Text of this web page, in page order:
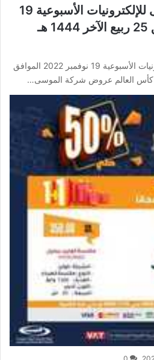
عروض شركة الموسى للإلكترونيات الأسبوعية 19
نوفمبر 2022 الموافق 25 ربيع الآخر 1444 هـ
عروض شركة الموسى للإلكترونيات الأسبوعية 19 نوفمبر 2022 الموافق